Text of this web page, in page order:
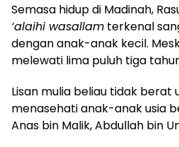
Semasa hidup di Madinah,
‘alaihi wasallam terkenal
dengan anak-anak kecil.
melewati lima puluh tiga
Lisan mulia beliau tidak berat
menasehati anak-anak usia
Anas bin Malik, Abdullah bin